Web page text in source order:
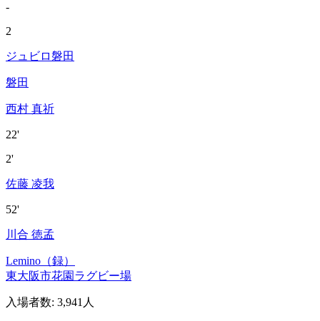
-
2
ジュビロ磐田
磐田
西村 真祈
22'
2'
佐藤 凌我
52'
川合 徳孟
Lemino（録）
東大阪市花園ラグビー場
入場者数: 3,941人